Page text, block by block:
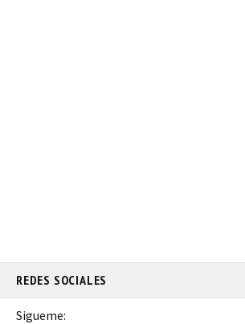
REDES SOCIALES
Sigueme: